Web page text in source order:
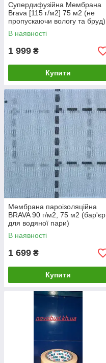
Супердифузійна Мембрана
Brava [115 г/м2] 75 м2 (не
пропускаючи вологу та бруд)
В наявності
1 999 ₴
Купити
Мембрана пароізоляційна
BRAVA 90 г/м2, 75 м2 (бар'єр
для водяної пари)
В наявності
1 699 ₴
Купити